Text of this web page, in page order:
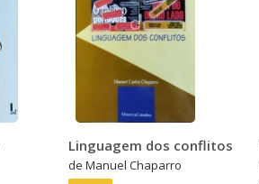
Linguagem dos conflitos
de Manuel Chaparro